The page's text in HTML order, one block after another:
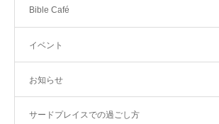
Bible Café
イベント
お知らせ
サードプレイスでの過ごし方